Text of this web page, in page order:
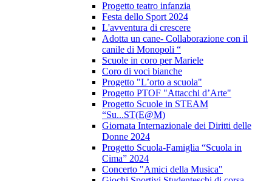
Progetto teatro infanzia
Festa dello Sport 2024
L'avventura di crescere
Adotta un cane- Collaborazione con il
canile di Monopoli “
Scuole in coro per Mariele
Coro di voci bianche
Progetto "L’orto a scuola"
Progetto PTOF "Attacchi d’Arte"
Progetto Scuole in STEAM
“Su...ST(E@M)
Giornata Internazionale dei Diritti delle
Donne 2024
Progetto Scuola-Famiglia “Scuola in
Cima” 2024
Concerto "Amici della Musica"